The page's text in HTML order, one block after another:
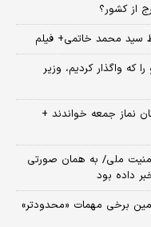
از کشور؟
سید محمد خاتمی+ فیلم
که واگذار کردیم، وزیر
نماز جمعه خواندند +
امنیت ملی/ به همان صورتی
داده بود
برخی مهمات «محدودتر»